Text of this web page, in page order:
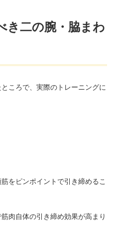
き二の腕・脇まわ
ころで、実際のトレーニングに
をピンポイントで引き締めるこ
肉自体の引き締め効果が高まり